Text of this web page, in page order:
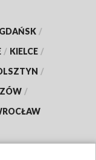
GDAŃSK /
/ KIELCE /
/
/